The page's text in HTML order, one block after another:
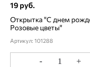
19 руб.
Открытка "С днем
Розовые цветы"
Артикул: 101288
- +